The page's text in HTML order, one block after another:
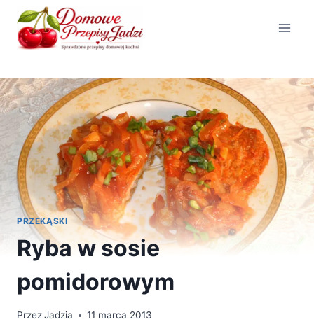
Przejdź
treści
PRZEKĄSKI
Ryba w sosie
pomidorowym
PrzezJadzia 11 marca 2013